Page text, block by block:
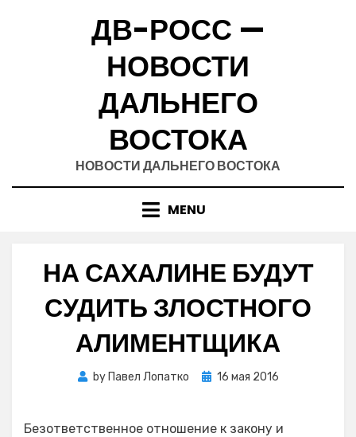
ДВ-РОСС —
НОВОСТИ
ДАЛЬНЕГО
ВОСТОКА
НОВОСТИ ДАЛЬНЕГО ВОСТОКА
MENU
НА САХАЛИНЕ БУДУТ
СУДИТЬ ЗЛОСТНОГО
АЛИМЕНТЩИКА
by Павел Лопатко
Posted
16 мая 2016
Безответственное отношение к закону и